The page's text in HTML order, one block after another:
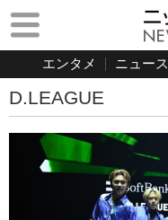
エンタメ ニュース
D.LEAGUE